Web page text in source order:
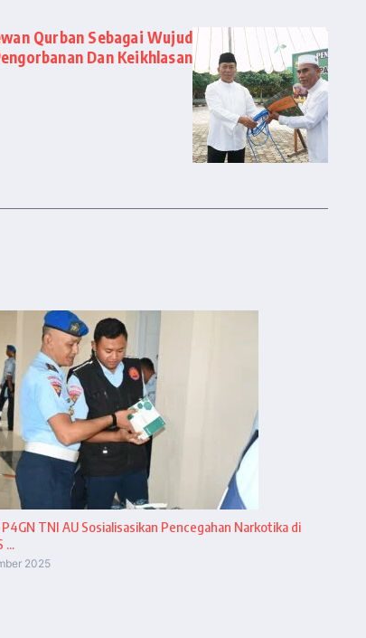
Qurban Sebagai Wujud
Dan Keikhlasan
TNI AU Sosialisasikan Pencegahan Narkotika di
...
2025